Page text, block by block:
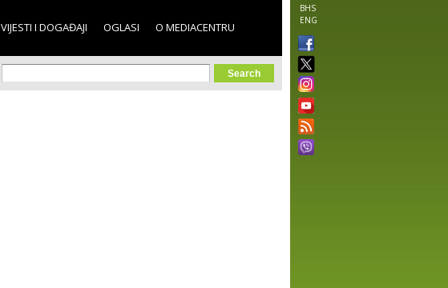
BHS
ENG
VIJESTI I DOGAĐAJI OGLASI O MEDIACENTRU
Search form
Search